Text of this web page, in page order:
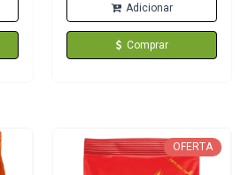
Adicionar
Comprar
OFERTA